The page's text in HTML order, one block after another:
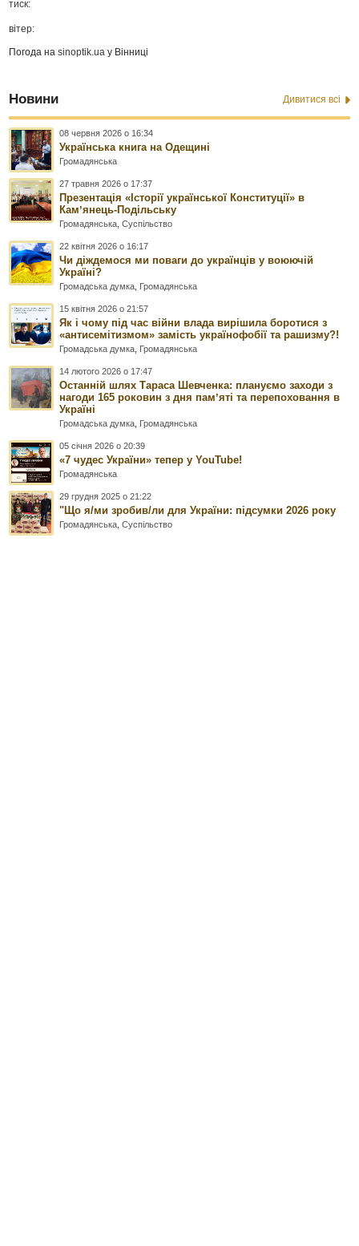
тиск:
вітер:
Погода наsinoptik.ua у Вінниці
Новини Дивитися всі
08 червня 2026 о 16:34
Українська книга на Одещині
Громадянська
27 травня 2026 о 17:37
Презентація «Історії української Конституції» в
Камʼянець-Подільську
Громадянська ,Суспільство
22 квітня 2026 о 16:17
Чи діждемося ми поваги до українців у воюючій
Україні?
Громадська думка Громадянська
15 квітня 2026 о 21:57
Як і чому під час війни влада вирішила боротися з
«антисемітизмом» замість українофобії та рашизму?!
Громадська думка Громадянська
14 лютого 2026 о 17:47
Останній шлях Тараса Шевченка: плануємо заходи з
нагоди 165 роковин з дня памʼяті та перепоховання в
Україні
Громадська думка Громадянська
05 січня 2026 о 20:39
«7 чудес України» тепер у YouTube!
Громадянська
29 грудня 2025 о 21:22
"Що я/ми зробив/ли для України: підсумки 2026 року
Громадянська ,Суспільство